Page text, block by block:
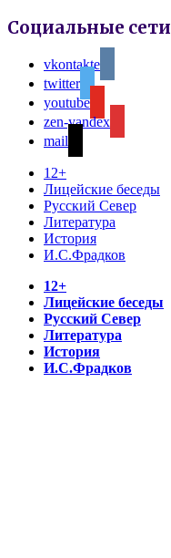
Социальные сети
vkontakte
twitter
youtube
zen-yandex
mail
12+
Лицейские беседы
Русский Север
Литература
История
И.С.Фрадков
12+
Лицейские беседы
Русский Север
Литература
История
И.С.Фрадков